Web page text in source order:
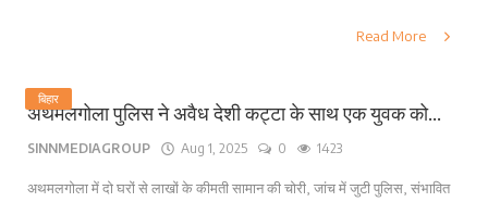
Read More
बिहार
अथमलगोला पुलिस ने अवैध देशी कट्टा के साथ एक युवक को...
SINNMEDIAGROUP Aug 1, 2025 0 1423
अथमलगोला में दो घरों से लाखों के कीमती सामान की चोरी, जांच में जुटी पुलिस, संभावित